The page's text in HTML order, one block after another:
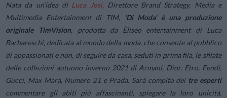
Nata da un’idea di Luca Josi, Direttore Brand Strategy, Media e
Multimedia Entertainment di TIM, ‘Di Moda‘ è una produzione
originale TimVision, prodotta da Èliseo entertainment di Luca
Barbareschi, dedicata al mondo della moda, che consente al pubblico
di appassionati e non, di seguire da casa, seduti in prima fila, le sfilate
delle collezioni autunno inverno 2021 di Armani, Dior, Etro, Fendi,
Gucci, Max Mara, Numero 21 e Prada. Sarà compito deitre esperti
commentare gli abiti più affascinanti, spiegare la loro unicità,